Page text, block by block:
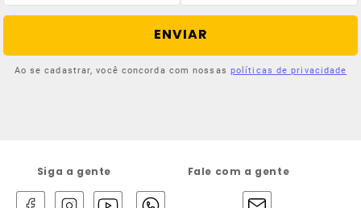
ENVIAR
Ao se cadastrar, você concorda com nossas políticas de privacidade
Siga a gente Fale com a gente